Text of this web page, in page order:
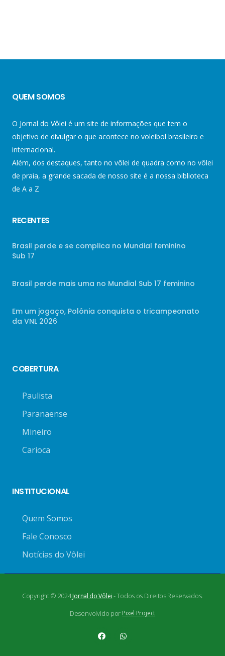
QUEM SOMOS
O Jornal do Vôlei é um site de informações que tem o
objetivo de divulgar o que acontece no voleibol brasileiro e
internacional.
Além, dos destaques, tanto no vôlei de quadra como no vôlei
de praia, a grande sacada de nosso site é a nossa biblioteca
de A a Z
RECENTES
Brasil perde e se complica no Mundial feminino
Sub 17
Brasil perde mais uma no Mundial Sub 17 feminino
Em um jogaço, Polônia conquista o tricampeonato
da VNL 2026
COBERTURA
Paulista
Paranaense
Mineiro
Carioca
INSTITUCIONAL
Quem Somos
Fale Conosco
Notícias do Vôlei
Copyright © 2024Jornal do Vôlei- Todos os Direitos Reservados.
Desenvolvido por Pixel Project